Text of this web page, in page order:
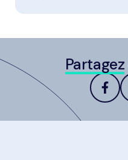
Partagez